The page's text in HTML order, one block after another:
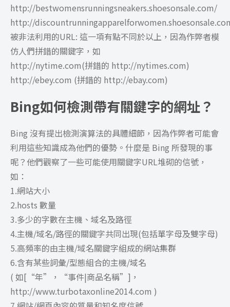
http://bestwomensrunningsneakers.shoesonsale.com/
http://
被非法利用的URL: 這一項有點不同於以上，因為作弊者模
仿人們拼錯的關鍵字，如
http://nytime.com(拼錯的 http://nytimes.com)
http://ebey.com (拼錯的 http://ebay.com)
Bing如何檢測帶有關鍵字的網址？
Bing 沒有提出檢測演算法的具體細節，因為作弊者可能會
利用這些知識成為他們的優勢。什麼是 Bing 所發現的事
呢？他們觀察了一些可能使用關鍵字URL堆砌的信號，
如：
1.網站大小
2.hosts 數量
3.多少的字數在主機、域名及路徑
4.主機/域名/路徑的關鍵字共同出現(包括單字母及雙字母)
5.高頻率的由主機/域名關鍵字組成的網站集群
6.含有某些詞彙/型態組合的主機/域名
( 如[“年”，“事件|商品名稱”]，
http://www.turbotaxonline2014.com )